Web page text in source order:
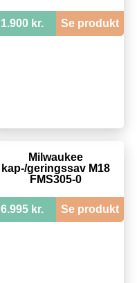
1.900 kr. Se produkt
Milwaukee
kap-/geringssav M18
FMS305-0
6.995 kr. Se produkt